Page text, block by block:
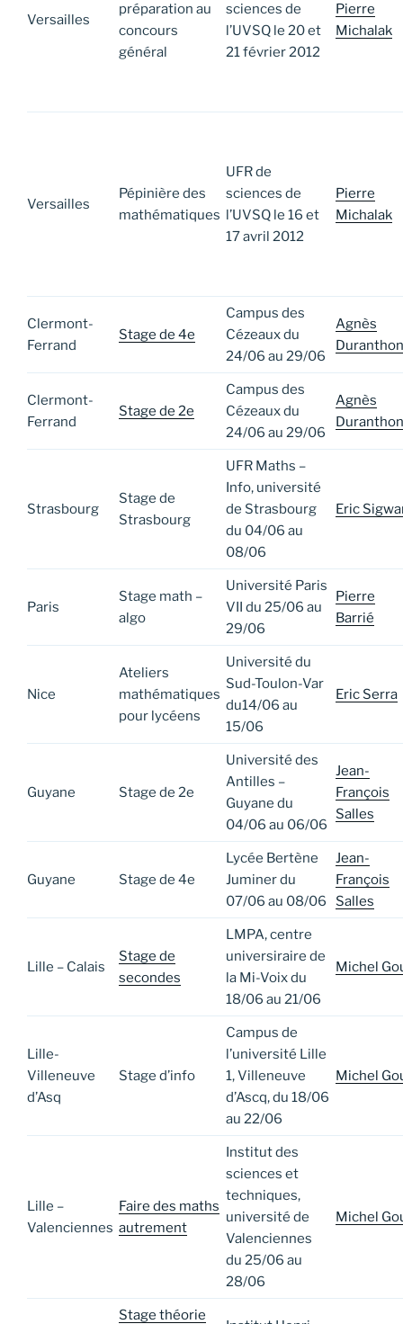
Versailles
préparation au
concours
général
sciences de
l’UVSQ le 20 et
21 février 2012
Pierre
Michalak
Versailles
Pépinière des
mathématiques
UFR de
sciences de
l’UVSQ le 16 et
17 avril 2012
Pierre
Michalak
Clermont-
Ferrand
Stage de 4e
Campus des
Cézeaux du
24/06 au 29/06
Agnès
Duranthon
Clermont-
Ferrand
Stage de 2e
Campus des
Cézeaux du
24/06 au 29/06
Agnès
Duranthon
Strasbourg
Stage de
Strasbourg
UFR Maths –
Info, université
de Strasbourg
du 04/06 au
08/06
Eric
Paris
Stage math –
algo
Université Paris
VII du 25/06 au
29/06
Pierre
Barrié
Nice
Ateliers
mathématiques
pour lycéens
Université du
Sud-Toulon-Var
du14/06 au
15/06
Eric Serra
Guyane Stage de 2e
Université des
Antilles –
Guyane du
04/06 au 06/06
Jean-
François
Salles
Guyane Stage de 4e
Lycée Bertène
Juminer du
07/06 au 08/06
Jean-
François
Salles
Lille – Calais
Stage de
secondes
LMPA, centre
universiraire de
la Mi-Voix du
18/06 au 21/06
Michel
Lille-
Villeneuve
d’Asq
Stage d’info
Campus de
l’université Lille
1, Villeneuve
d’Ascq, du 18/06
au 22/06
Michel
Lille –
Valenciennes
Faire des maths
autrement
Institut des
sciences et
techniques,
université de
Valenciennes
du 25/06 au
28/06
Michel
Stage théorie